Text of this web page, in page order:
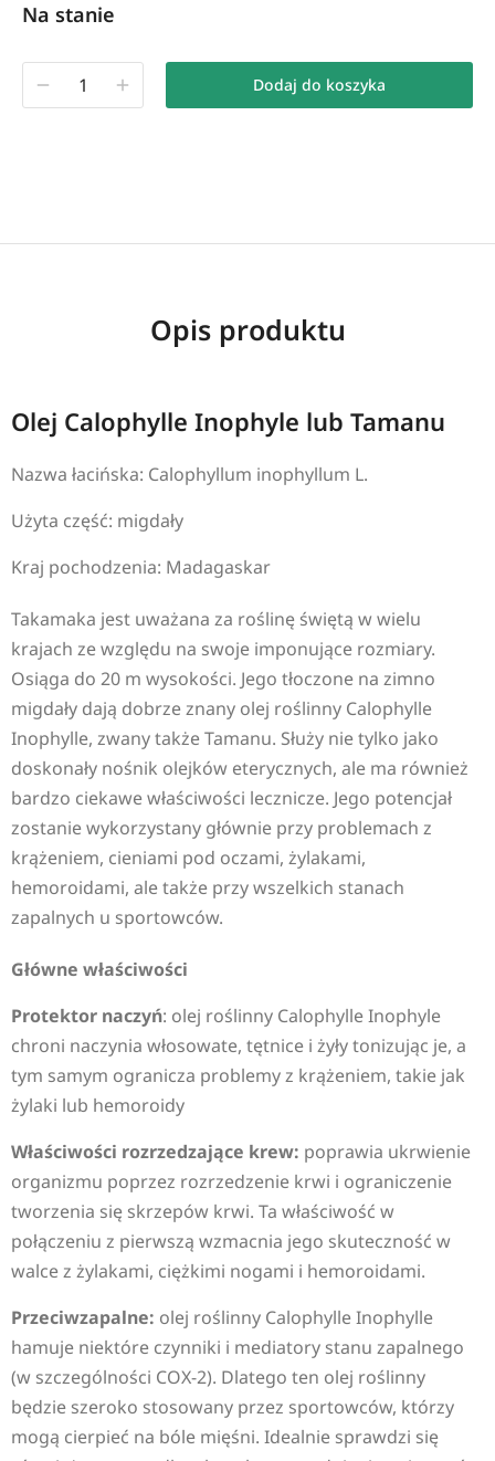
Na stanie
Dodaj do koszyka
Opis produktu
Olej Calophylle Inophyle lub Tamanu
Nazwa łacińska: Calophyllum inophyllum L.
Użyta część: migdały
Kraj pochodzenia: Madagaskar
Takamaka jest uważana za roślinę świętą w wielu
krajach ze względu na swoje imponujące rozmiary.
Osiąga do 20 m wysokości. Jego tłoczone na zimno
migdały dają dobrze znany olej roślinny Calophylle
Inophylle, zwany także Tamanu. Służy nie tylko jako
doskonały nośnik olejków eterycznych, ale ma również
bardzo ciekawe właściwości lecznicze. Jego potencjał
zostanie wykorzystany głównie przy problemach z
krążeniem, cieniami pod oczami, żylakami,
hemoroidami, ale także przy wszelkich stanach
zapalnych u sportowców.
Główne właściwości
Protektor naczyń: olej roślinny Calophylle Inophyle
chroni naczynia włosowate, tętnice i żyły tonizując je, a
tym samym ogranicza problemy z krążeniem, takie jak
żylaki lub hemoroidy
Właściwości rozrzedzające krew: poprawia ukrwienie
organizmu poprzez rozrzedzenie krwi i ograniczenie
tworzenia się skrzepów krwi. Ta właściwość w
połączeniu z pierwszą wzmacnia jego skuteczność w
walce z żylakami, ciężkimi nogami i hemoroidami.
Przeciwzapalne: olej roślinny Calophylle Inophylle
hamuje niektóre czynniki i mediatory stanu zapalnego
(w szczególności COX-2). Dlatego ten olej roślinny
będzie szeroko stosowany przez sportowców, którzy
mogą cierpieć na bóle mięśni. Idealnie sprawdzi się